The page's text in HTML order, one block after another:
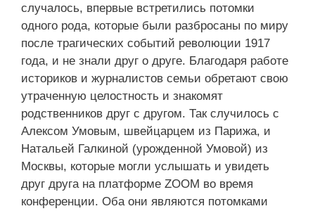
случалось, впервые встретились потомки
одного рода, которые были разбросаны по миру
после трагических событий революции 1917
года, и не знали друг о друге. Благодаря работе
историков и журналистов семьи обретают свою
утраченную целостность и знакомят
родственников друг с другом. Так случилось с
Алексом Умовым, швейцарцем из Парижа, и
Натальей Галкиной (урожденной Умовой) из
Москвы, которые могли услышать и увидеть
друг друга на платформе ZOOM во время
конференции. Оба они являются потомками